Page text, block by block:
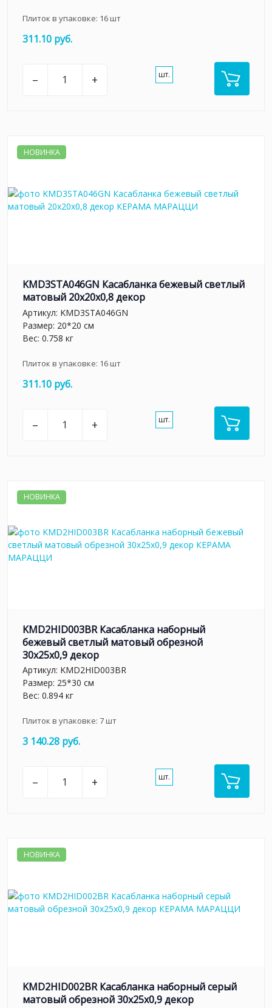
Плиток в упаковке: 16шт
311.10 руб.
– + шт.
НОВИНКА
KMD3STA046GN Касабланка бежевый светлый
матовый 20x20x0,8 декор
Артикул: KMD3STA046GN
Размер: 20*20 см
Вес: 0.758 кг
Плиток в упаковке: 16шт
311.10 руб.
– + шт.
НОВИНКА
KMD2HID003BR Касабланка наборный
бежевый светлый матовый обрезной
30x25x0,9 декор
Артикул: KMD2HID003BR
Размер: 25*30 см
Вес: 0.894 кг
Плиток в упаковке: 7шт
3 140.28 руб.
– + шт.
НОВИНКА
KMD2HID002BR Касабланка наборный серый
матовый обрезной 30x25x0,9 декор